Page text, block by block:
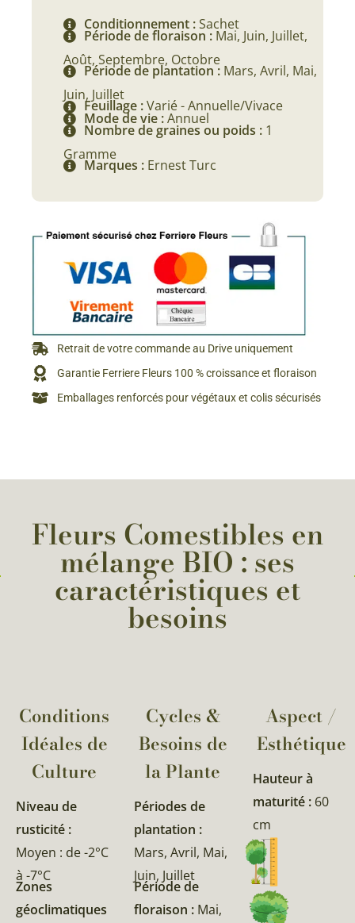
Conditionnement :Sachet
Période de floraison : Mai, Juin, Juillet,
Août, Septembre, Octobre
Période de plantation : Mars, Avril, Mai,
Juin, Juillet
Feuillage :Varié - Annuelle/Vivace
Mode de vie :Annuel
Nombre de graines ou poids : 1
Gramme
Marques : Ernest Turc
Retrait de votre commande au Drive uniquement
Garantie Ferriere Fleurs 100 % croissance et floraison
Emballages renforcés pour végétaux et colis sécurisés
Fleurs Comestibles en
mélange BIO : ses
caractéristiques et
besoins
Conditions
Idéales de
Culture
Niveau de
rusticité :
Moyen : de -2°C
à -7°C
Zones
géoclimatiques
Cycles &
Besoins de
la Plante​
Périodes de
plantation :
Mars, Avril, Mai,
Juin, Juillet
Période de
floraison : Mai,
Aspect /
Esthétique
Hauteur à
maturité : 60
cm